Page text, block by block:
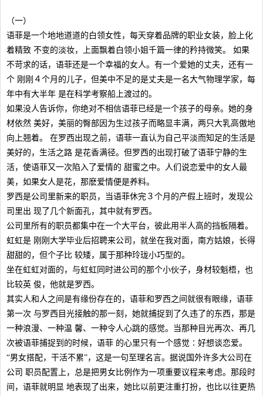
（一）
语菲是一个地地道道的白领女性，每天穿着品牌的职业女装，脸上化
着精致 不变的淡妆，上面飘着白领小姐千篇一律的矜持微笑。 如果
不苛求的话，语菲还是一个幸福的女人。有一个爱她的丈夫，还有一
个 刚刚４个月的儿子，但美中不足的是丈夫是一名大气物理学家，每
年中有大半年 是在科学考察船上渡过的。
如果没人告诉你，你绝对不相信语菲已经是一个孩子的母亲。她的身
材依然 美好，美丽的臀部因为生过孩子而略显丰满，两只大乳高傲地
向上翘着。 在罗西出现之前，语菲一直认为自己平淡而知足的生活是
美好的，生活之路 是花香满径。但罗西的出现打破了语菲宁静的生
活，使语菲又一次陷入了爱情的 甜蜜之中。人们说恋爱中的女人最
美，如果女人是花，那麽爱情便是养料。
罗西是公司里新来的职员，当语菲休完３个月的产假上班时，发现公
司里出 现了几个新面孔，其中就有罗西。
公司里所有的职员都集中在一个大平台，彼此用半人高的挡板隔着。
虹虹是 刚刚大学毕业后招聘来公司，就坐在我对面，南方姑娘，长得
甜甜的，但个子比 较矮，属于那种玲珑小巧型的。
坐在虹虹对面的，与虹虹同时进公司的那个小伙子，身材较魁梧，也
比较英 俊，他就是罗西。
其实人和人之间是有缘份存在的，语菲和罗西之间就很有眼缘，语菲
第一次 与罗西目光接触的那一刻，她就捕捉到了久违了的东西，那是
一种浪漫、一种温 馨、一种令人心跳的感觉。当那种目光再次、再几
次被语菲捕捉到的时候，语菲 的心里只有一个感觉∶好想谈恋爱。
“男女搭配，干活不累”，这是一句至理名言。据说国外许多大公司在
公司 职员配置上，总是把男女比例作为一项重要议程来考虑。那段时
间，语菲就明显 地表现了出来，她比以前更注重打扮，也比以往更热